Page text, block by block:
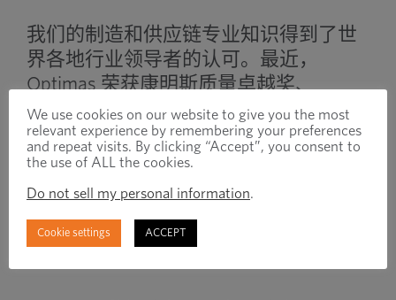
我们的制造和供应链专业知识得到了世
界各地行业领导者的认可。最近，
Optimas 荣获康明斯质量卓越奖、
Torque Magazine 员工敬业度计划，并跻
身《工业分销商》杂志 2021 年 Big 50
榜单，排名第 21 位。我们致力于为客户
提供最好的产品和服务。您可以了解有
We use cookies on our website to give you the most
relevant experience by remembering your preferences
and repeat visits. By clicking “Accept”, you consent to
the use of ALL the cookies.
Do not sell my personal information.
Cookie settings ACCEPT